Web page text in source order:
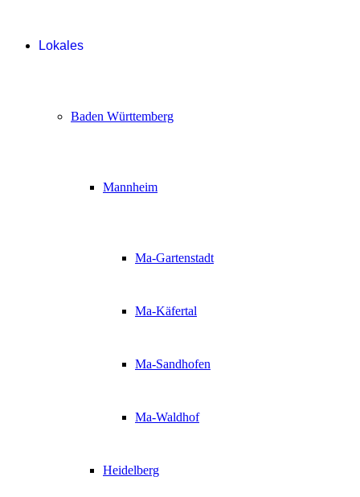
Lokales
Baden Württemberg
Mannheim
Ma-Gartenstadt
Ma-Käfertal
Ma-Sandhofen
Ma-Waldhof
Heidelberg